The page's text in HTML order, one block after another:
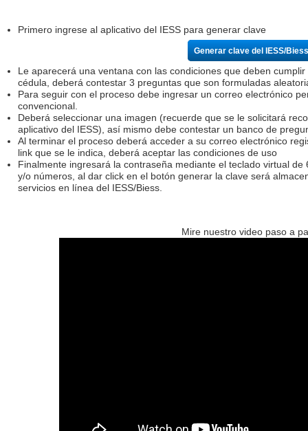
Primero ingrese al aplicativo del IESS para generar clave
Generar clave del IESS/Biess
Le aparecerá una ventana con las condiciones que deben
cédula, deberá contestar 3 preguntas que son formuladas
Para seguir con el proceso debe ingresar un correo electrónico
convencional.
Deberá seleccionar una imagen (recuerde que se le solicitará
aplicativo del IESS), así mismo debe contestar un banco de
Al terminar el proceso deberá acceder a su correo electrónico
link que se le indica, deberá aceptar las condiciones de uso
Finalmente ingresará la contraseña mediante el teclado virtual
y/o números, al dar click en el botón generar la clave será
servicios en línea del IESS/Biess.
Mire nuestro video paso a